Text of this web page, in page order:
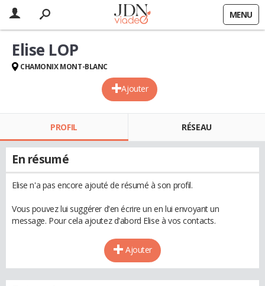
MENU
Ajouter
Elise LOP
CHAMONIX MONT-BLANC
PROFIL RÉSEAU
En résumé
Elise n'a pas encore ajouté de résumé à son profil.
Vous pouvez lui suggérer d'en écrire un en lui envoyant un
message. Pour cela ajoutez d'abord Elise à vos contacts.
Ajouter